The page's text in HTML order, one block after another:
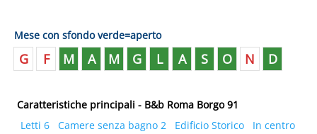
Mese con sfondo verde=aperto
G F M A M G L A S O N D
Caratteristiche principali - B&b Roma Borgo 91
Letti 6
Camere senza bagno 2 Edificio Storico
In centro